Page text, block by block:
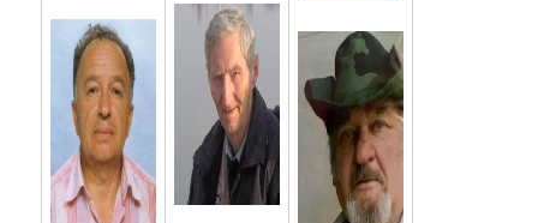
32. УСПОМЕНЕ - Мирослав Мића Живановић
33. ЧУВАМ ТЕ - Сандра Петровић